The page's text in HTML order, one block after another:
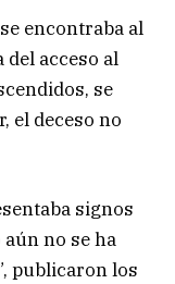
encontraba al
acceso al
se
el deceso no
signos
no se ha
publicaron los